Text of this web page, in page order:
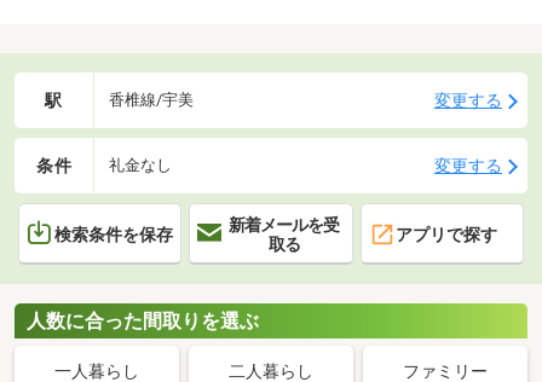
駅 香椎線/宇美 変更する
条件 礼金なし 変更する
検索条件を保存
新着メールを受
取る
アプリで探す
人数に合った間取りを選ぶ
一人暮らし 二人暮らし ファミリー